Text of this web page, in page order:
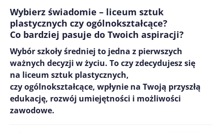
Wybierz świadomie – liceum sztuk
plastycznych czy ogólnokształcące?
Co bardziej pasuje do Twoich aspiracji?
Wybór szkoły średniej to jedna z pierwszych
ważnych decyzji w życiu. To czy zdecydujesz się
na liceum sztuk plastycznych,
czy ogólnokształcące, wpłynie na Twoją przyszłą
edukację, rozwój umiejętności i możliwości
zawodowe.